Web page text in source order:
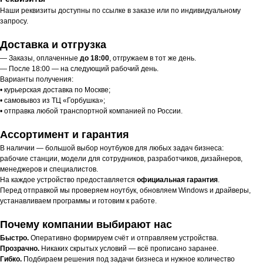
Наши реквизиты доступны по ссылке в заказе или по индивидуальному
запросу.
Доставка и отгрузка
— Заказы, оплаченные до 18:00, отгружаем в тот же день.
— После 18:00 — на следующий рабочий день.
Варианты получения:
• курьерская доставка по Москве;
• самовывоз из ТЦ «Горбушка»;
• отправка любой транспортной компанией по России.
Ассортимент и гарантия
В наличии — большой выбор ноутбуков для любых задач бизнеса:
рабочие станции, модели для сотрудников, разработчиков, дизайнеров,
менеджеров и специалистов.
На каждое устройство предоставляется официальная гарантия.
Перед отправкой мы проверяем ноутбук, обновляем Windows и драйверы,
устанавливаем программы и готовим к работе.
Почему компании выбирают нас
Быстро. Оперативно формируем счёт и отправляем устройства.
Прозрачно. Никаких скрытых условий — всё прописано заранее.
Гибко. Подбираем решения под задачи бизнеса и нужное количество